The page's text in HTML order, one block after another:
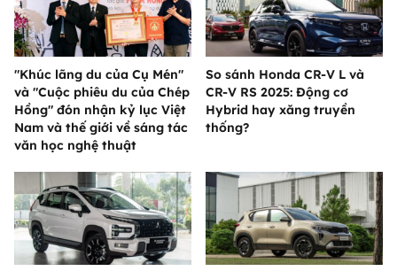
"Khúc lãng du của Cụ Mén"
và "Cuộc phiêu du của Chép
Hồng" đón nhận kỷ lục Việt
Nam và thế giới về sáng tác
văn học nghệ thuật
So sánh Honda CR-V L và
CR-V RS 2025: Động cơ
Hybrid hay xăng truyền
thống?